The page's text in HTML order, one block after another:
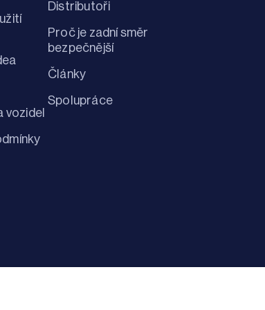
vozidel
Distributoři
Proč je zadní směr
bezpečnější
Články
Spolupráce